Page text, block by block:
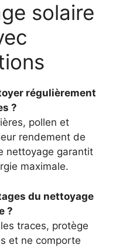
solaire
régulièrement
?
pollen et
rendement de
nettoyage garantit
maximale.
du nettoyage
?
traces, protège
et ne comporte